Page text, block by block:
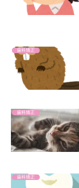
歯科矯正
歯科矯正
歯科矯正